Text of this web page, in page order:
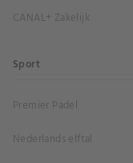
CANAL+ Zakelijk
Sport
Premier Padel
Nederlands elftal